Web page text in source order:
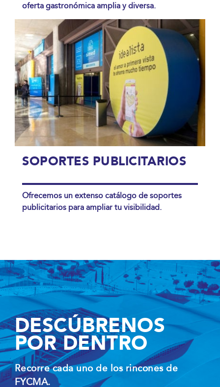
oferta gastronómica amplia y diversa.
SOPORTES PUBLICITARIOS
Ofrecemos un extenso catálogo de soportes
publicitarios para ampliar tu visibilidad.
DESCÚBRENOS
POR DENTRO
Recorre cada uno de los rincones de
FYCMA.